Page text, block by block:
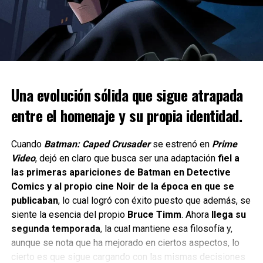
builds o combinaciones de poderosas y hasta “rotas”.
Y si bien morir es parte esencial de la experiencia,lo más
importante es completar cada run para desbloquear
nuevos elementos y seguir avanzando en la historia
de Red.
Capy Castawayes un juego de exploración y puzzles en
perspectiva isométrica y aérea en 3D. El juego te da la
opción de disfrutarlo tanto ensolitario
como en
cooperativo, donde un jugador controla al capibara y otro
Las mecánicas principales combinan el olfatear pistas,
cavar para desenterrar objetos y aprovechar las
habilidades de volar o alcanzar zonas altas con el cuervo
Una evolución sólida que sigue atrapada
entre el homenaje y su propia identidad.
Cuando Batman: Caped Crusaderse estrenó en Prime
Video, dejó en claro que busca ser una adaptación fiel a
las primeras apariciones de Batman en Detective
Comics y al propio cine Noir de la época en que se
publicaban, lo cual logró con éxito puesto que además, se
siente la esencia del propio Bruce Timm. Ahora llega su
segunda temporada, la cual mantiene esa filosofía y,
aunque se nota que ha mejorado en ciertos aspectos, lo
cierto es que sigue cargando con las mismas decisiones